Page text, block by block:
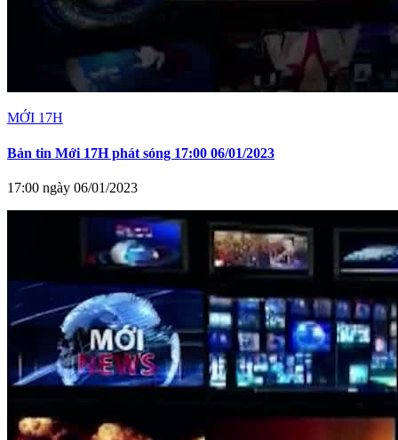
MỚI 17H
Bản tin Mới 17H phát sóng 17:00 06/01/2023
17:00 ngày 06/01/2023